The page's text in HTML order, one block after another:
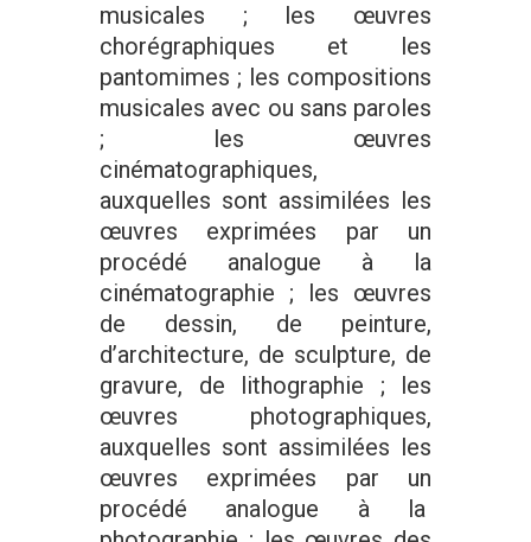
musicales ; les œuvres
chorégraphiques et les
pantomimes ; les compositions
musicales avec ou sans paroles
; les œuvres
cinématographiques,
auxquelles sont assimilées les
œuvres exprimées par un
procédé analogue à la
cinématographie ; les œuvres
de dessin, de peinture,
d’architecture, de sculpture, de
gravure, de lithographie ; les
œuvres photographiques,
auxquelles sont assimilées les
œuvres exprimées par un
procédé analogue à la